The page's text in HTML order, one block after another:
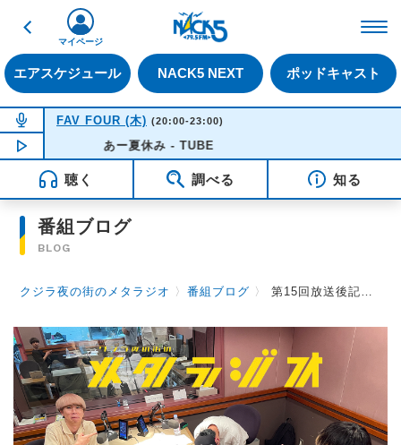
戻る
エアスケジュール NACK5 NEXT ポッドキャスト
マイページ
NOW ON AIR
FAV FOUR (木) (20:00-23:00)
NOW PLAYING20:50
あー夏休み - TUBE
聴く 調べる 知る
番組ブログ
BLOG
クジラ夜の街のメタラジオ 〉番組ブログ 〉 第15回放送後記【宮崎 一晴】2023.07.14